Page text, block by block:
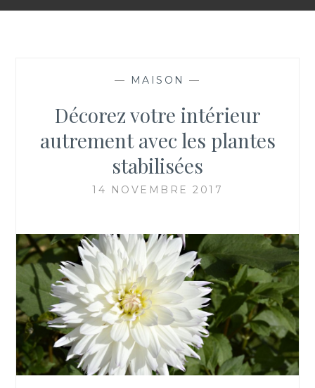
— MAISON —
Décorez votre intérieur
autrement avec les plantes
stabilisées
14 NOVEMBRE 2017